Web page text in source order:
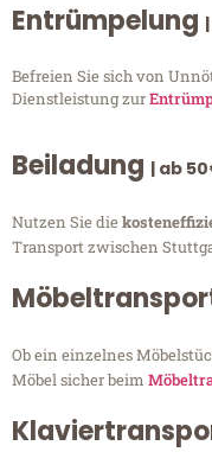
Entrümpelung
Befreien Sie sich von
Dienstleistung zur
Beiladung | ab
Nutzen Sie die
Transport zwischen
Ob ein einzelnes
Möbel sicher beim